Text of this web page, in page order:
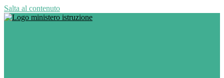
Salta al contenuto